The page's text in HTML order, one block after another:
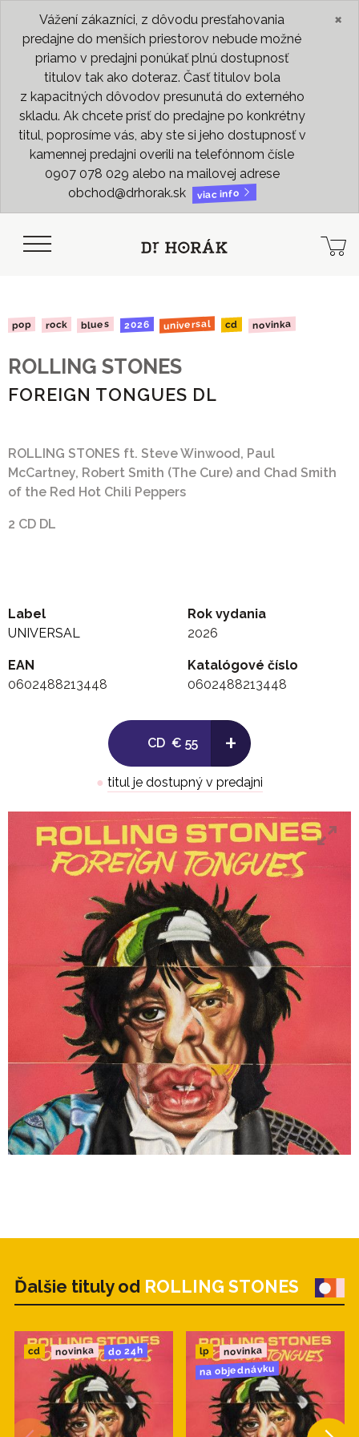
Vážení zákazníci, z dôvodu presťahovania
predajne do menších priestorov nebude možné
priamo v predajni ponúkať plnú dostupnosť
titulov tak ako doteraz. Časť titulov bola
z kapacitných dôvodov presunutá do externého
skladu. Ak chcete prísť do predajne po konkrétny
titul, poprosíme vás, aby ste si jeho dostupnosť v
kamennej predajni overili na telefónnom čísle
0907 078 029 alebo na mailovej adrese
obchod@drhorak.sk
viac info
×
pop rock blues 2026 universal cd novinka
ROLLING STONES
FOREIGN TONGUES DL
ROLLING STONES ft. Steve Winwood, Paul
McCartney, Robert Smith (The Cure) and Chad Smith
of the Red Hot Chili Peppers
2 CD DL
Label
UNIVERSAL
Rok vydania
2026
EAN
0602488213448
Katalógové číslo
0602488213448
CD € 55 +
● titul je dostupný v predajni
Ďalšie tituly od ROLLING STONES
cd novinka do 24h lp novinka
na objednávku